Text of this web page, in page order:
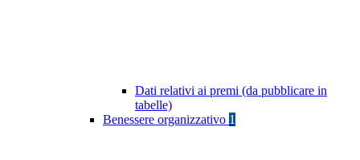
Dati relativi ai premi (da pubblicare in
tabelle)
Benessere organizzativo 1